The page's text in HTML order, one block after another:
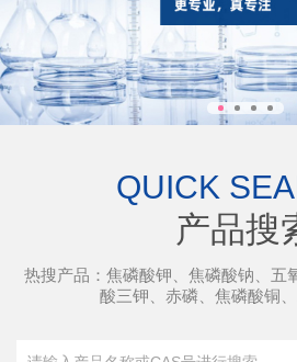
QUICK
产品搜
热搜产品：焦磷酸钾、焦磷酸钠、五
酸三钾、赤磷、焦磷酸铜